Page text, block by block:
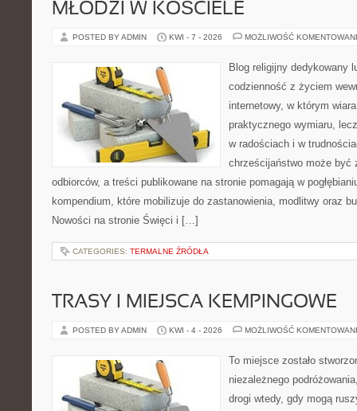
MŁODZI W KOŚCIELE
POSTED BY ADMIN KWI - 7 - 2026 MOŻLIWOŚĆ
Blog religijny dedykowany
codzienność z życiem
internetowy, w którym
praktycznego wymiaru,
w radościach i w
chrześcijaństwo może być
odbiorców, a treści publikowane na stronie pomagają w
kompendium, które mobilizuje do zastanowienia, modlitwy oraz
Nowości na stronie Święci i […]
CATEGORIES: TERMALNE ŹRÓDŁA
TRASY I MIEJSCA KEMPINGOWE
POSTED BY ADMIN KWI - 4 - 2026 MOŻLIWOŚĆ
To miejsce zostało
niezależnego
drogi wtedy, gdy mogą